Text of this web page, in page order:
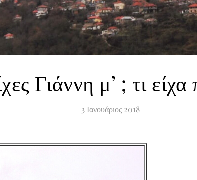
Γιάννη μ’ ; τι
3 Ιανουάριος 2018